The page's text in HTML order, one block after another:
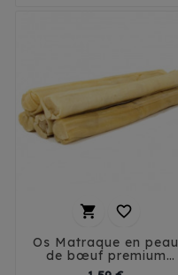
 
Os Matraque en peau
de bœuf premium
pour chien